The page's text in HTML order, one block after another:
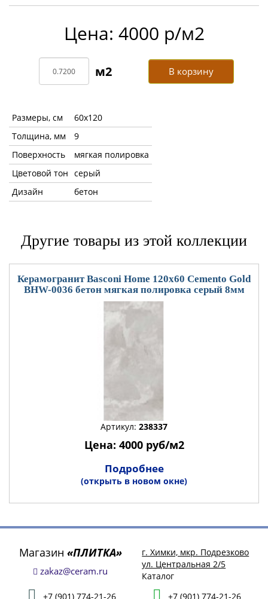
Цена: 4000 р/м2
В корзину
Размеры, см
60x120
Толщина, мм
9
Поверхность
мягкая полировка
Цветовой тон серый
Дизайн
бетон
Другие товары из этой коллекции
Керамогранит Basconi Home 120x60 Cemento Gold
BHW-0036 бетон мягкая полировка серый 8мм
Артикул: 238337
Цена: 4000 руб/м2
Подробнее
(открыть в новом окне)
Магазин «ПЛИТКА»
zakaz@ceram.ru
г. Химки, мкр. Подрезково
ул. Центральная 2/5
Каталог
+7 (901) 774-21-26
+7 (901) 774-21-26